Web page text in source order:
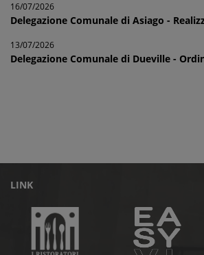
16/07/2026
Delegazione Comunale di Asiago -
13/07/2026
Delegazione Comunale di Dueville -
LINK